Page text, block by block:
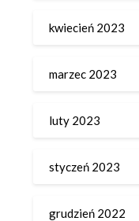
kwiecień 2023
marzec 2023
luty 2023
styczeń 2023
grudzień 2022